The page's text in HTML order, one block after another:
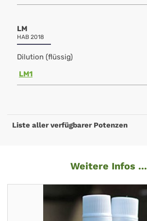
LM
HAB 2018
Dilution (flüssig)
LM1
Liste aller verfügbarer Potenzen
Weitere Infos ...